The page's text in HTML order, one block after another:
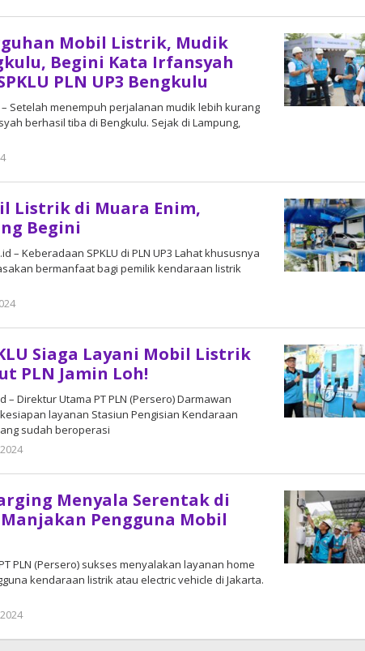
Mobil Listrik, Mudik
Begini Kata Irfansyah
PLN UP3 Bengkulu
Setelah menempuh perjalanan mudik lebih kurang
berhasil tiba di Bengkulu. Sejak di Lampung,
Listrik di Muara Enim,
Begini
– Keberadaan SPKLU di PLN UP3 Lahat khususnya
bermanfaat bagi pemilik kendaraan listrik
Siaga Layani Mobil Listrik
PLN Jamin Loh!
– Direktur Utama PT PLN (Persero) Darmawan
layanan Stasiun Pengisian Kendaraan
sudah beroperasi
Menyala Serentak di
Pengguna Mobil
PLN (Persero) sukses menyalakan layanan home
kendaraan listrik atau electric vehicle di Jakarta.